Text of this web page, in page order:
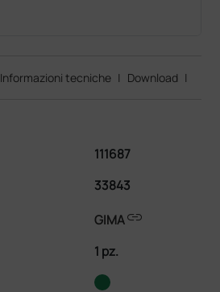
Informazioni tecniche | Download |
111687
33843
GIMAlink
1 pz.